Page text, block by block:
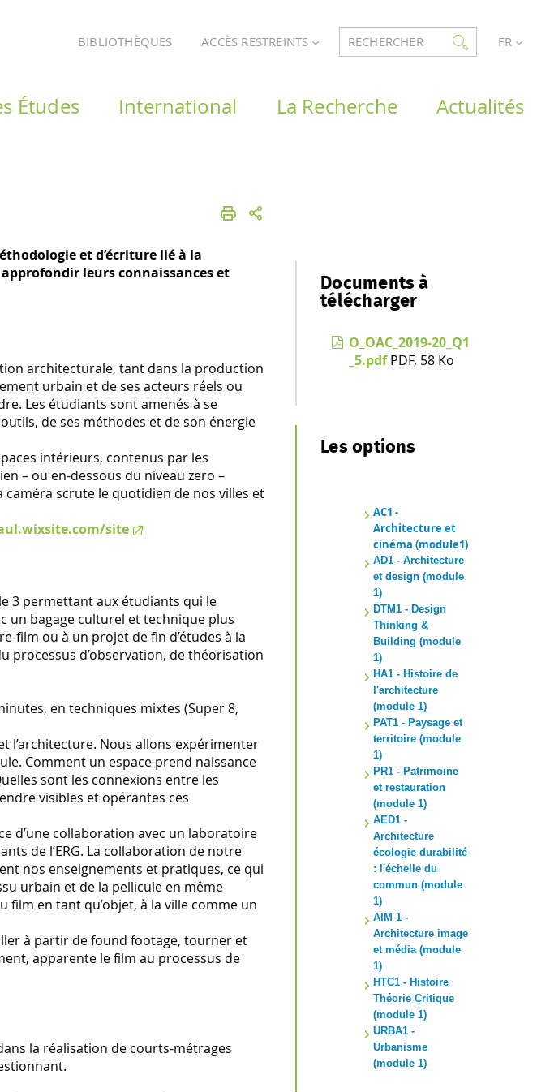
BIBLIOTHÈQUES ACCÈS RESTREINTS RECHERCHER FR
Études International La Recherche Actualités
et d’écriture lié à la
leurs connaissances et
architecturale, tant dans la production
urbain et de ses acteurs réels ou
Les étudiants sont amenés à se
de ses méthodes et de son énergie
intérieurs, contenus par les
– ou en-dessous du niveau zero –
scrute le quotidien de nos villes et
site
3 permettant aux étudiants qui le
un bagage culturel et technique plus
film ou à un projet de fin d’études à la
processus d’observation, de théorisation
en techniques mixtes (Super 8,
l’architecture. Nous allons expérimenter
Comment un espace prend naissance
sont les connexions entre les
visibles et opérantes ces
d’une collaboration avec un laboratoire
de l’ERG. La collaboration de notre
nos enseignements et pratiques, ce qui
urbain et de la pellicule en même
en tant qu’objet, à la ville comme un
à partir de found footage, tourner et
apparente le film au processus de
la réalisation de courts-métrages
Documents à
télécharger
O_OAC_2019-20_Q1
_5.pdf PDF, 58 Ko
Les options
AC1 -
Architecture et
cinéma (module1)
AD1 - Architecture
et design (module
1)
DTM1 - Design
Thinking &
Building (module
1)
HA1 - Histoire de
l'architecture
(module 1)
PAT1 - Paysage et
territoire (module
1)
PR1 - Patrimoine
et restauration
(module 1)
AED1 -
Architecture
écologie durabilité
: l'échelle du
commun (module
1)
AIM 1 -
Architecture image
et média (module
1)
HTC1 - Histoire
Théorie Critique
(module 1)
URBA1 -
Urbanisme
(module 1)